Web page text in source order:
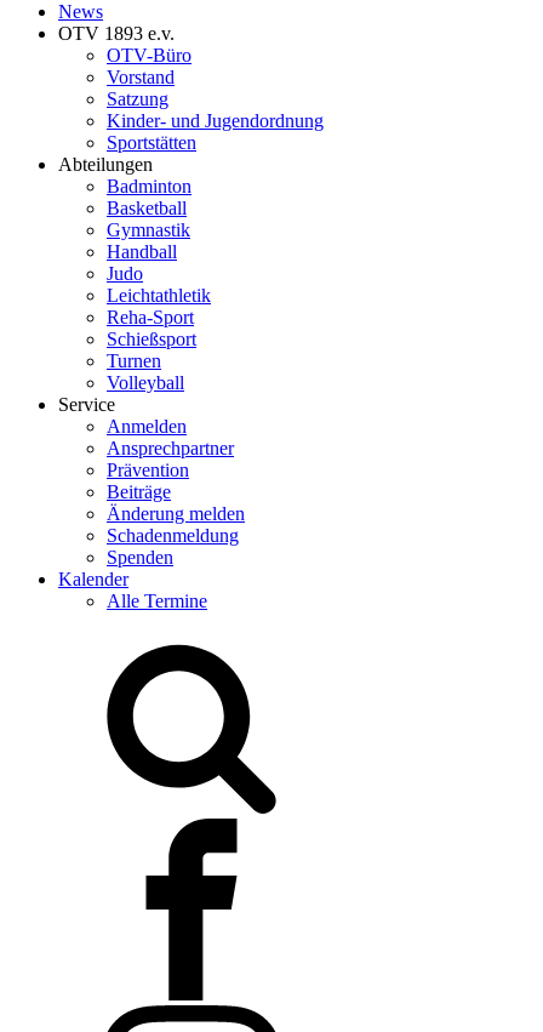
News
OTV 1893 e.v.
OTV-Büro
Vorstand
Satzung
Kinder- und Jugendordnung
Sportstätten
Abteilungen
Badminton
Basketball
Gymnastik
Handball
Judo
Leichtathletik
Reha-Sport
Schießsport
Turnen
Volleyball
Service
Anmelden
Ansprechpartner
Prävention
Beiträge
Änderung melden
Schadenmeldung
Spenden
Kalender
Alle Termine